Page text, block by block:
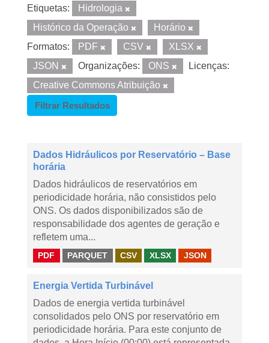
Etiquetas:
Hidrologia
Histórico da Operação
Horário
Formatos:
PDF CSV
XLSX
JSON
Organizações: ONS
Licenças:
Creative Commons Atribuição
Filtrar Resultados
Dados Hidráulicos por Reservatório – Base
horária
Dados hidráulicos de reservatórios em
periodicidade horária, não consistidos pelo
ONS. Os dados disponibilizados são de
responsabilidade dos agentes de geração e
refletem uma...
PDF PARQUET CSV XLSX JSON
Energia Vertida Turbinável
Dados de energia vertida turbinável
consolidados pelo ONS por reservatório em
periodicidade horária. Para este conjunto de